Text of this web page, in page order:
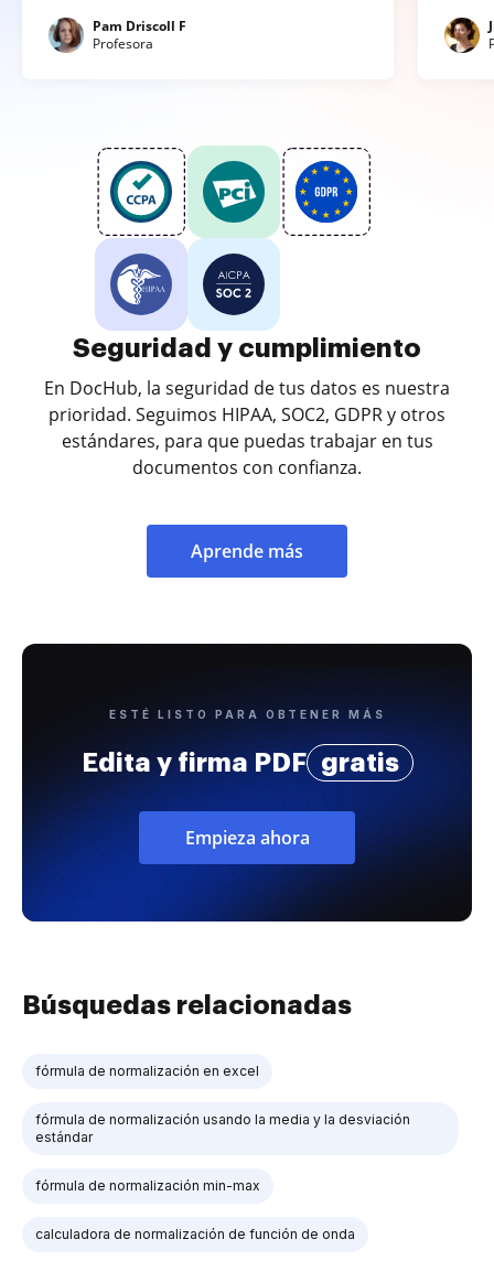
Pam Driscoll F
Profesora
Seguridad y cumplimiento
En DocHub, la seguridad de tus datos es nuestra
prioridad. Seguimos HIPAA, SOC2, GDPR y otros
estándares, para que puedas trabajar en tus
documentos con confianza.
Aprende más
ESTÉ LISTO PARA OBTENER MÁS
Edita y firma PDF gratis
Empieza ahora
Búsquedas relacionadas
fórmula de normalización en excel
fórmula de normalización usando la media y la desviación
estándar
fórmula de normalización min-max
calculadora de normalización de función de onda